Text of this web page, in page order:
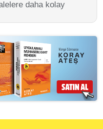
daha kolay